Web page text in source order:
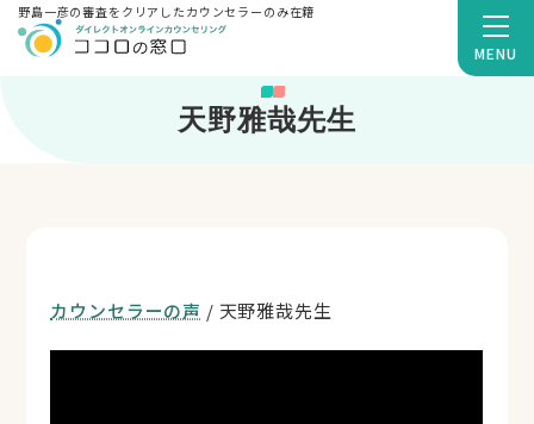
MENU
野島一彦の審査をクリアしたカウンセラーのみ在籍
天野雅哉先生
カウンセラーの声 / 天野雅哉先生